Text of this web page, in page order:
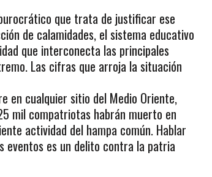
que trata de justificar ese
de calamidades, el sistema educativo
que interconecta las principales
Las cifras que arroja la situación
en cualquier sitio del Medio Oriente,
mil compatriotas habrán muerto en
actividad del hampa común. Hablar
eventos es un delito contra la patria